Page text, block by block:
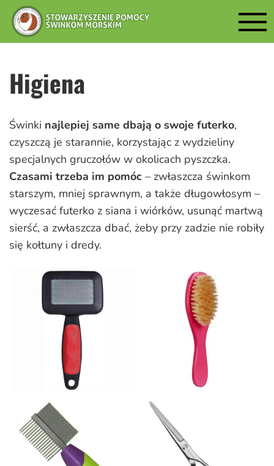
Higiena
Świnki najlepiej same dbają o swoje futerko,
czyszczą je starannie, korzystając z wydzieliny
specjalnych gruczołów w okolicach pyszczka.
Czasami trzeba im pomóc – zwłaszcza świnkom
starszym, mniej sprawnym, a także długowłosym –
wyczesać futerko z siana i wiórków, usunąć martwą
sierść, a zwłaszcza dbać, żeby przy zadzie nie robiły
się kołtuny i dredy.